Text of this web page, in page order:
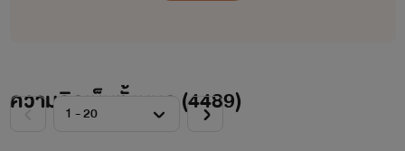
ความคิดเห็นทั้งหมด (4489)